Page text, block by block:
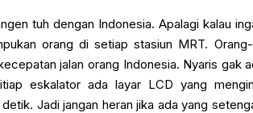
tuh dengan Indonesia. Apalagi kalau
orang di setiap stasiun MRT.
jalan orang Indonesia. Nyaris gak
eskalator ada layar LCD yang
Jadi jangan heran jika ada yang